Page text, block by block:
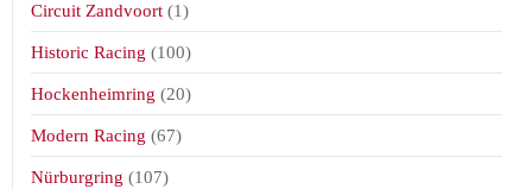
Circuit Zandvoort (1)
Historic Racing (100)
Hockenheimring (20)
Modern Racing (67)
Nürburgring (107)